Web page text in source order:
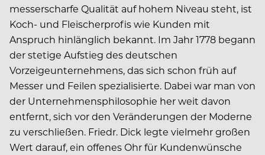
messerscharfe Qualität auf hohem Niveau steht, ist
Koch- und Fleischerprofis wie Kunden mit
Anspruch hinlänglich bekannt. Im Jahr 1778 begann
der stetige Aufstieg des deutschen
Vorzeigeunternehmens, das sich schon früh auf
Messer und Feilen spezialisierte. Dabei war man von
der Unternehmensphilosophie her weit davon
entfernt, sich vor den Veränderungen der Moderne
zu verschließen. Friedr. Dick legte vielmehr großen
Wert darauf, ein offenes Ohr für Kundenwünsche